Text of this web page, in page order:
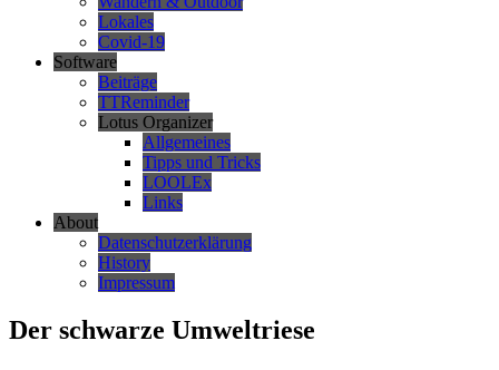
Lokales
Covid-19
Software
Beiträge
TTReminder
Lotus Organizer
Allgemeines
Tipps und Tricks
LOOLEx
Links
About
Datenschutzerklärung
History
Impressum
Der schwarze Umweltriese